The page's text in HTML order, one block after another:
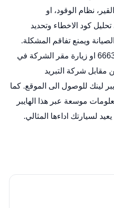
نظام الوقود، او
كود الاخطاء وتحديد
ويمنع تفاقم المشكلة.
يمكن التواصل عبر الرقم 66633305 او زيارة مقر الشركة في
مقابل شركة التبريد
لينك للوصول الى الموقع. كما
موسعة عبر هذا الهايبر
لسيارتك اداءها المثالي.